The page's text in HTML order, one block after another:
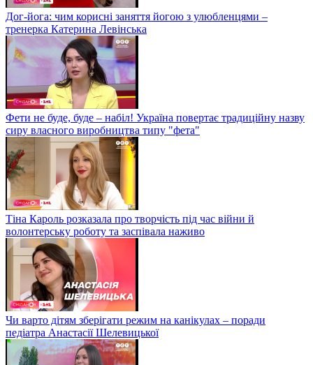
Дог-йога: чим корисні заняття йогою з улюбленцями –
тренерка Катерина Левінська
Фети не буде, буде – набіл! Україна повертає традиційну назву
сиру власного виробництва типу "фета"
Тіна Кароль розказала про творчість під час війни й
волонтерську роботу та заспівала наживо
Чи варто дітям зберігати режим на канікулах – поради
педіатра Анастасії Шелевицької